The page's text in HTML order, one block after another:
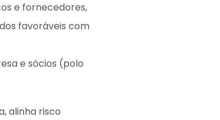
e fornecedores,
favoráveis com
e sócios (polo
alinha risco